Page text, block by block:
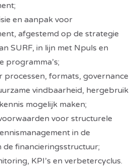
en aanpak voor
afgestemd op de strategie
SURF, in lijn met Npuls en
programma’s;
processen, formats, governance
vindbaarheid, hergebruik
mogelijk maken;
voor structurele
in de
de financieringsstructuur;
KPI’s en verbetercyclus.